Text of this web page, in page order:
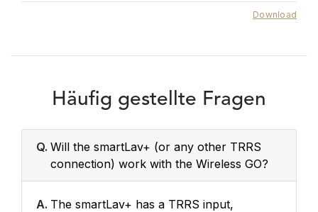
Download
Häufig gestellte Fragen
Q. Will the smartLav+ (or any other TRRS
connection) work with the Wireless GO?
A. The smartLav+ has a TRRS input,